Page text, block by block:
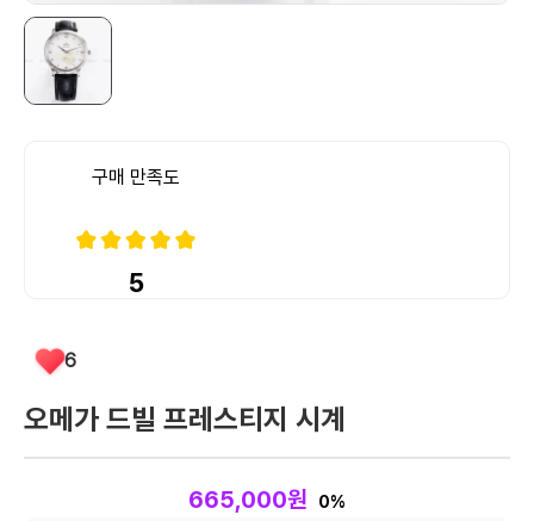
구매 만족도
5
6
오메가 드빌 프레스티지 시계
665,000원 0%